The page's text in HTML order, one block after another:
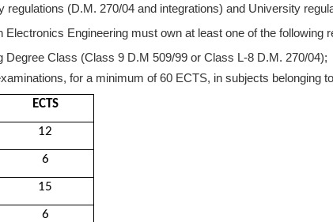
(D.M. 270/04 and integrations) and University
Engineering must own at least one of the following
Degree Class (Class 9 D.M 509/99 or Class L-8 D.M. 270/04);
for a minimum of 60 ECTS, in subjects belonging
ECTS
12
6
15
6